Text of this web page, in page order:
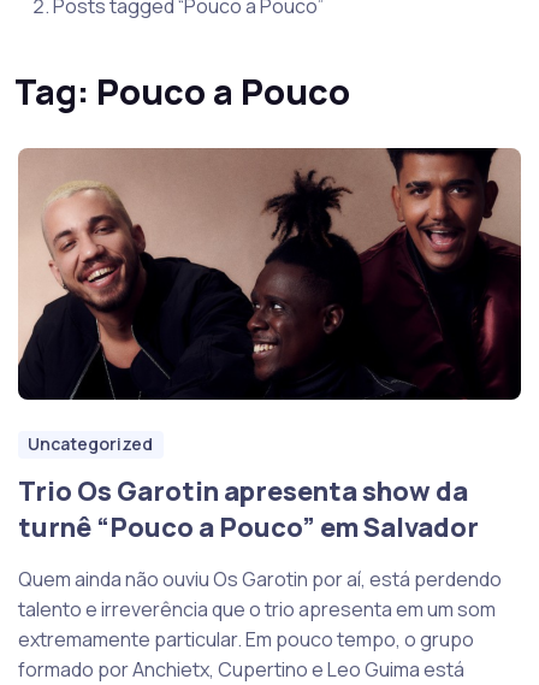
Posts tagged “Pouco a Pouco”
Tag: Pouco a Pouco
Uncategorized
Trio Os Garotin apresenta show da
turnê “Pouco a Pouco” em Salvador
Quem ainda não ouviu Os Garotin por aí, está perdendo
talento e irreverência que o trio apresenta em um som
extremamente particular. Em pouco tempo, o grupo
formado por Anchietx, Cupertino e Leo Guima está